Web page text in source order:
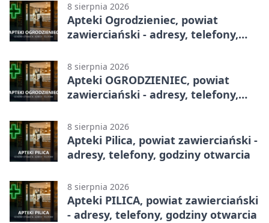
8 sierpnia 2026
Apteki Ogrodzieniec, powiat
zawierciański - adresy, telefony,
8 sierpnia 2026
Apteki OGRODZIENIEC, powiat
zawierciański - adresy, telefony,
8 sierpnia 2026
Apteki Pilica, powiat zawierciański -
adresy, telefony, godziny otwarcia
8 sierpnia 2026
Apteki PILICA, powiat zawierciański
- adresy, telefony, godziny otwarcia